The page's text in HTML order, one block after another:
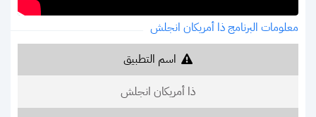
معلومات البرنامج ذا أمريكان انجلش
اسم التطبيق
ذا أمريكان انجلش